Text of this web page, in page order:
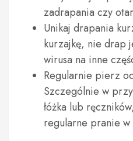
zadrapania czy
Unikaj drapania
kurzajkę, nie drap
wirusa na inne
Regularnie pierz
Szczególnie w
łóżka lub
regularne pranie